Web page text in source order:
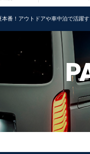
本番！アウトドアや車中泊で活躍